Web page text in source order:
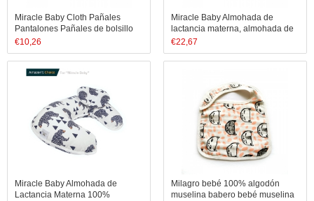
Miracle Baby Cloth Pañales
Pantalones Pañales de bolsillo
reutilizables ajustables para ropa
interior impermeable para bebés
con un pañal de inserción
€10,26
Miracle Baby Almohada de
lactancia materna, almohada de
maternidad cómoda y embarazo
Almohada en forma de U
€22,67
Miracle Baby Almohada de
Lactancia Materna 100%
Milagro bebé 100% algodón
muselina babero bebé muselina